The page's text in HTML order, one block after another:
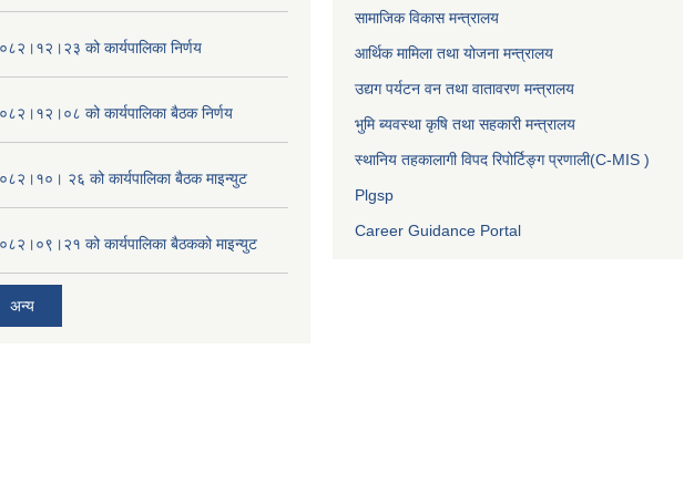
को कार्यपालिका निर्णय
को कार्यपालिका बैठक निर्णय
२६ को कार्यपालिका बैठक माइन्युट
को कार्यपालिका बैठकको माइन्युट
अन्य
सामाजिक विकास मन्त्रालय
आर्थिक मामिला तथा योजना मन्त्रालय
उद्यग पर्यटन वन तथा वातावरण मन्त्रालय
भुमि ब्यवस्था कृषि तथा सहकारी मन्त्रालय
स्थानिय तहकालागी विपद रिपोर्टिङ्ग प्रणाली(C-MIS )
Plgsp
Career Guidance Portal